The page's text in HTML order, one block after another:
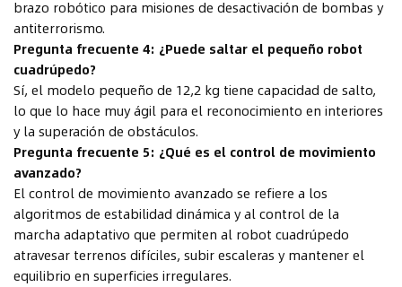
brazo robótico para misiones de desactivación de bombas y
antiterrorismo.
Pregunta frecuente 4: ¿Puede saltar el pequeño robot
cuadrúpedo?
Sí, el modelo pequeño de 12,2 kg tiene capacidad de salto,
lo que lo hace muy ágil para el reconocimiento en interiores
y la superación de obstáculos.
Pregunta frecuente 5: ¿Qué es el control de movimiento
avanzado?
El control de movimiento avanzado se refiere a los
algoritmos de estabilidad dinámica y al control de la
marcha adaptativo que permiten al robot cuadrúpedo
atravesar terrenos difíciles, subir escaleras y mantener el
equilibrio en superficies irregulares.